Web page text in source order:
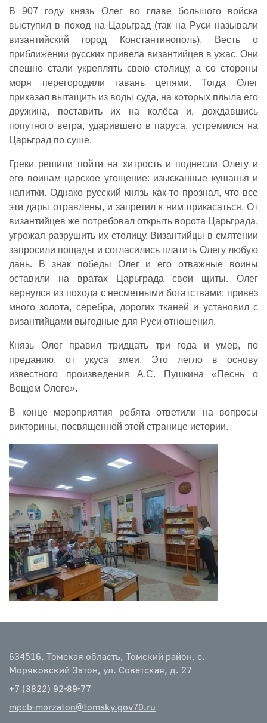
В 907 году князь Олег во главе большого войска
выступил в поход на Царьград (так на Руси называли
византийский город Константинополь). Весть о
приближении русских привела византийцев в ужас. Они
спешно стали укреплять свою столицу, а со стороны
моря перегородили гавань цепями. Тогда Олег
приказал вытащить из воды суда, на которых плыла его
дружина, поставить их на колёса и, дождавшись
попутного ветра, ударившего в паруса, устремился на
Царьград по суше.
Греки решили пойти на хитрость и поднесли Олегу и
его воинам царское угощение: изысканные кушанья и
напитки. Однако русский князь как-то прознал, что все
эти дары отравлены, и запретил к ним прикасаться. От
византийцев же потребовал открыть ворота Царьграда,
угрожая разрушить их столицу. Византийцы в смятении
запросили пощады и согласились платить Олегу любую
дань. В знак победы Олег и его отважные воины
оставили на вратах Царьграда свои щиты. Олег
вернулся из похода с несметными богатствами: привёз
много золота, серебра, дорогих тканей и установил с
византийцами выгодные для Руси отношения.
Князь Олег правил тридцать три года и умер, по
преданию, от укуса змеи. Это легло в основу
известного произведения А.С. Пушкина «Песнь о
Вещем Олеге».
В конце мероприятия ребята ответили на вопросы
викторины, посвященной этой странице истории.
634516, Томская область, Томский район, с.
Моряковский Затон, ул. Советская, д. 27
+7 (3822) 92-89-77
mpcb-morzaton@tomsky.gov70.ru